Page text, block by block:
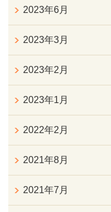
2023年6月
2023年3月
2023年2月
2023年1月
2022年2月
2021年8月
2021年7月